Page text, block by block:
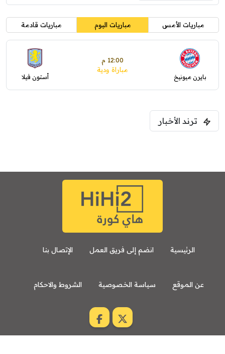
مباريات الأمس مباريات اليوم مباريات قادمة
بايرن ميونيخ
12:00 م
مباراة ودية
أستون فيلا
ترند الأخبار
الرئيسية انضم إلى فريق العمل الإتصال بنا
عن الموقع سياسة الخصوصية الشروط والاحكام